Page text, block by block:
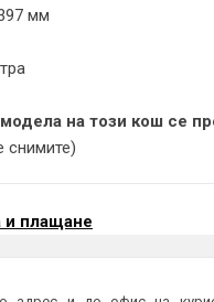
мм
на този кош се
снимите)
и плащане